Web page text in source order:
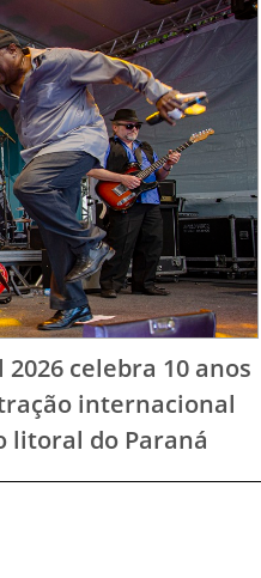
celebra 10 anos
internacional
litoral do Paraná